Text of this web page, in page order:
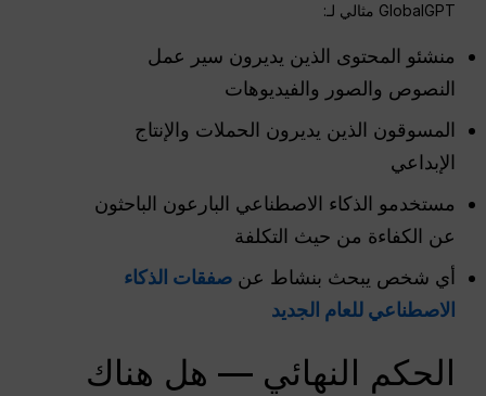
GlobalGPT مثالي لـ:
منشئو المحتوى الذين يديرون سير عمل
النصوص والصور والفيديوهات
المسوقون الذين يديرون الحملات والإنتاج
الإبداعي
مستخدمو الذكاء الاصطناعي البارعون الباحثون
عن الكفاءة من حيث التكلفة
أي شخص يبحث بنشاط عنصفقات الذكاء
الاصطناعي للعام الجديد
الحكم النهائي — هل هناك